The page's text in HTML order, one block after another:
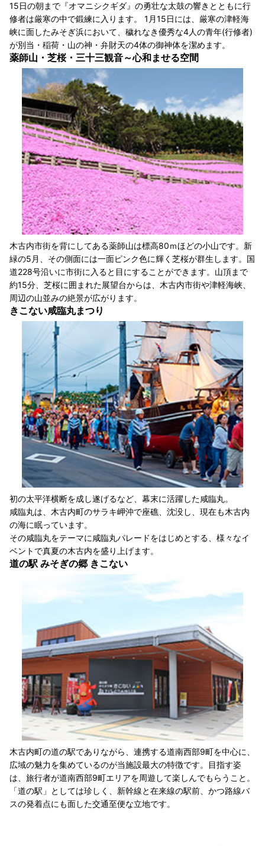
15日の朝まで『オマニシクギダ』の勇壮な太鼓の響きとともに行
修者は厳寒の中で鍛練に入ります。 1月15日には、厳寒の津軽海
峡に面したみそぎ浜において、穢れなき優秀な4人の青年(行修者)
が別当・稲荷・山の神・弁財天の4体の御神体を潔めます。
薬師山・芝桜・三十三観音～心和ませる空間
木古内市街を背にしてある薬師山は標高80ｍほどの小山です。新
緑の5月、その側面には一面ピンク色に輝く芝桜が群生します。国
道228号沿いに市街に入ると目にすることができます。山頂まで
約15分、芝桜に囲まれた展望台からは、木古内市街や津軽海峡、
周辺の山並みの絶景が広がります。
きこない咸臨丸まつり
初の太平洋横断を成し遂げるなど、幕末に活躍した咸臨丸。
咸臨丸は、木古内町のサラキ岬沖で座礁、沈没し、現在も木古内
の海に眠っています。
その咸臨丸をテーマに咸臨丸パレードをはじめとする、様々なイ
ベントで真夏の木古内を盛り上げます。
道の駅 みそぎの郷 きこない
木古内町の道の駅でありながら、連携する道南西部9町を中心に、
広域の魅力を集めているのが当施設最大の特徴です。目指す姿
は、旅行者が道南西部9町エリアを周遊して楽しんでもらうこと。
「道の駅」としては珍しく、新幹線と在来線の駅前、かつ路線バ
スの発着点にも面した交通至便な立地です。